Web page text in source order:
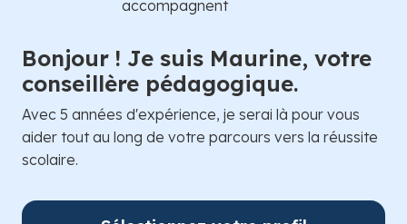
Bonjour ! Je suis Maurine, votre
conseillère pédagogique.
Avec 5 années d'expérience, je serai là pour vous
aider tout au long de votre parcours vers la réussite
scolaire.